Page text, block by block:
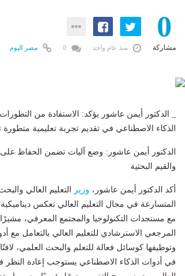
0
مشاركة منذ عام واحد مصر اليوم
_ الدكتور أيمن عاشور يؤكد: الاستفادة من
الذكاء الاصطناعي في تقديم تجربة تعليمية
الدكتور أيمن عاشور: وضع آليات تضمن الحفاظ على
والقيم البحثية
أكد الدكتور أيمن عاشور، وزير
التعليم العالي
المتسارعة في مجال التعليم العالي تعكس
مع مستجدات التكنولوجيا والمجتمع المعرفي، مشيرًا
المرجعي الاسترشادي للتعليم العالي بالتعامل مع
وتوظيفها كوسائل فعالة للتعلم والبحث العلمي،
في أدوات الذكاء الاصطناعي يستوجب إعادة النظر